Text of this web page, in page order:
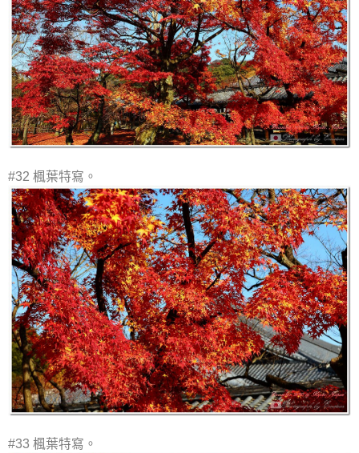
#32 楓葉特寫。
#33 楓葉特寫。